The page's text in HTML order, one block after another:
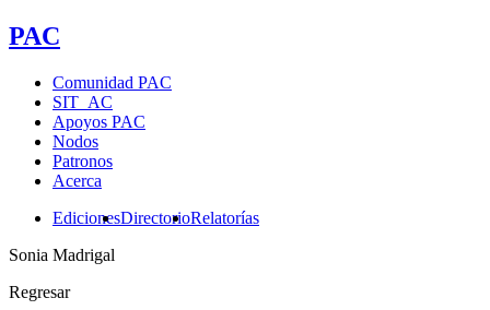
PAC
Comunidad PAC
SIT_AC
Apoyos PAC
Nodos
Patronos
Acerca
EdicionesDirectorioRelatorías
Sonia Madrigal
Regresar